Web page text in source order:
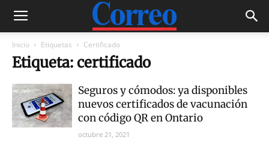
Inicio Etiquetas Certificado
Etiqueta: certificado
Seguros y cómodos: ya disponibles
nuevos certificados de vacunación
con código QR en Ontario
octubre 21, 2021